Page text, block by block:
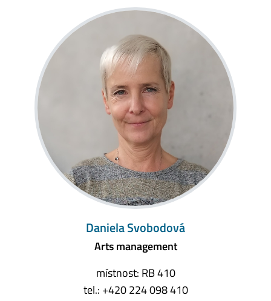
Daniela Svobodová
Arts management
místnost: RB 410
tel.: +420 224 098 410